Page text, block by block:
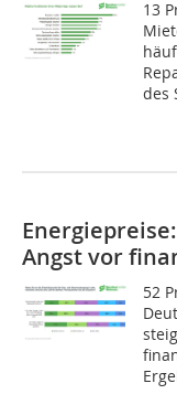
13
des
Angst vor
52